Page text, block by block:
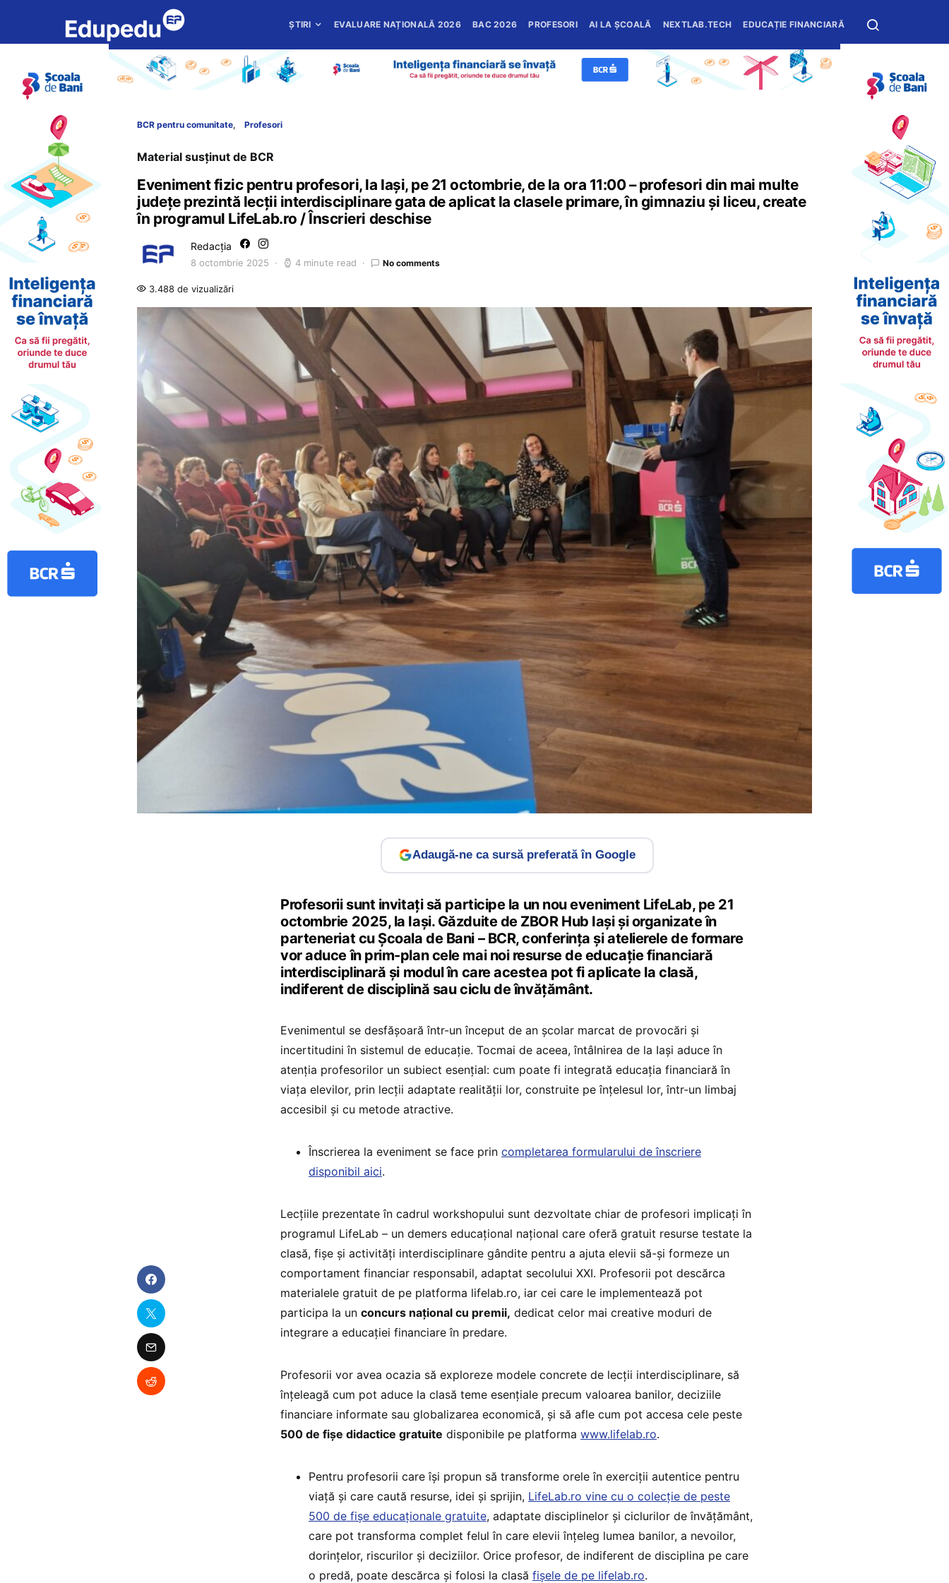
ȘTIRI EVALUARE NAȚIONALĂ 2026 BAC 2026 PROFESORI AI LA ȘCOALĂ NEXTLAB.TECH EDUCAȚIE FINANCIARĂ
BCR pentru comunitate Profesori
Material susținut de BCR
Eveniment fizic pentru profesori, la Iași, pe 21 octombrie, de la ora 11:00 – profesori din mai multe
județe prezintă lecții interdisciplinare gata de aplicat la clasele primare, în gimnaziu și liceu, create
în programul LifeLab.ro / Înscrieri deschise
Redacția
8 octombrie 2025 4 minute read No comments
3.488 de vizualizări
Adaugă-ne ca sursă preferată în Google
Profesorii sunt invitați să participe la un nou eveniment LifeLab, pe 21
octombrie 2025, la Iași. Găzduite de ZBOR Hub Iași și organizate în
parteneriat cu Școala de Bani – BCR, conferința și atelierele de formare
vor aduce în prim-plan cele mai noi resurse de educație financiară
interdisciplinară și modul în care acestea pot fi aplicate la clasă,
indiferent de disciplină sau ciclu de învățământ.
Evenimentul se desfășoară într-un început de an școlar marcat de provocări și
incertitudini în sistemul de educație. Tocmai de aceea, întâlnirea de la Iași aduce în
atenția profesorilor un subiect esențial: cum poate fi integrată educația financiară în
viața elevilor, prin lecții adaptate realității lor, construite pe înțelesul lor, într-un limbaj
accesibil și cu metode atractive.
Înscrierea la eveniment se face prin completarea formularului de înscriere
disponibil aici.
Lecțiile prezentate în cadrul workshopului sunt dezvoltate chiar de profesori implicați în
programul LifeLab – un demers educațional național care oferă gratuit resurse testate la
clasă, fișe și activități interdisciplinare gândite pentru a ajuta elevii să-și formeze un
comportament financiar responsabil, adaptat secolului XXI. Profesorii pot descărca
materialele gratuit de pe platforma lifelab.ro, iar cei care le implementează pot
participa la un concurs național cu premii, dedicat celor mai creative moduri de
integrare a educației financiare în predare.
Profesorii vor avea ocazia să exploreze modele concrete de lecții interdisciplinare, să
înțeleagă cum pot aduce la clasă teme esențiale precum valoarea banilor, deciziile
financiare informate sau globalizarea economică, și să afle cum pot accesa cele peste
500 de fișe didactice gratuite disponibile pe platforma www.lifelab.ro.
Pentru profesorii care își propun să transforme orele în exerciții autentice pentru
viață și care caută resurse, idei și sprijin, LifeLab.ro vine cu o colecție de peste
500 de fișe educaționale gratuite, adaptate disciplinelor și ciclurilor de învățământ,
care pot transforma complet felul în care elevii înțeleg lumea banilor, a nevoilor,
dorințelor, riscurilor și deciziilor. Orice profesor, de indiferent de disciplina pe care
o predă, poate descărca și folosi la clasă fișele de pe lifelab.ro.